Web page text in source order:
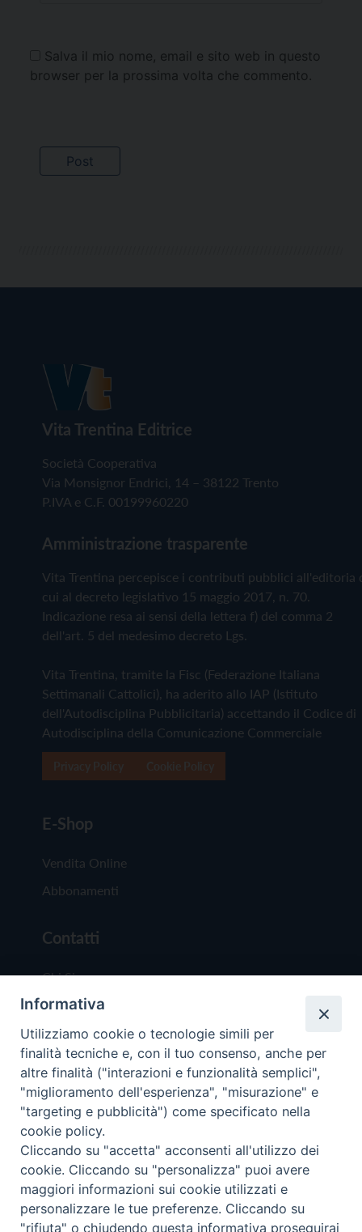
Salva il mio nome, email e sito web in questo
browser per la prossima volta che commento.
Vita Trentina Editrice
Società Cooperativa
Via Monsignor Endrici, 14 – 38122 Trento
P.IVA e C.F. 00199960220
Amministrazione trasparente
Vita Trentina percepisce i contributi pubblici all'editoria
cui al decreto legislativo 15 maggio 2017, n. 70.
Indicazione resa ai sensi della lettera f) del comma 2
dell'art. 5 del medesimo decreto Lgs.
Vita Trentina, tramite la Fisc (Federazione Italiana
Settimanali Cattolici), ha aderito allo IAP (Istituto
dell'Autodisciplina Pubblicitaria) accettando il Codice di
Autodisciplina della Comunicazione Commerciale
E-Shop
Vendita Online
Abbonamenti
Contatti
Chi Siamo
Redazione
Scrivici
Copyright © 2019 - Tutti i diritti riservati - Vita
Trentina Editrice
Privacy Policy
Torna
Informativa
Utilizziamo cookie o tecnologie simili per
finalità tecniche e, con il tuo consenso, anche per
altre finalità ("interazioni e funzionalità semplici",
"miglioramento dell'esperienza", "misurazione" e
"targeting e pubblicità") come specificato nella
cookie policy.
Cliccando su "accetta" acconsenti all'utilizzo dei
cookie. Cliccando su "personalizza" puoi avere
maggiori informazioni sui cookie utilizzati e
personalizzare le tue preferenze. Cliccando su
"rifiuta" o chiudendo questa informativa proseguirai